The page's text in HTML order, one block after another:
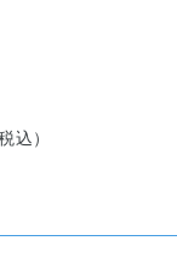
込）